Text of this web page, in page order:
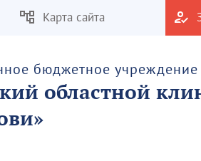
Карта сайта
бюджетное
областной